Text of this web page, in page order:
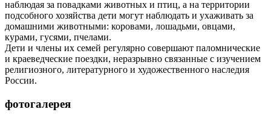
наблюдая за повадками животных и птиц, а на территории
подсобного хозяйства дети могут наблюдать и ухаживать за
домашними животными: коровами, лошадьми, овцами,
курами, гусями, пчелами.
Дети и члены их семей регулярно совершают паломнические
и краеведческие поездки, неразрывно связанные с изучением
религиозного, литературного и художественного наследия
России.
фотогалерея